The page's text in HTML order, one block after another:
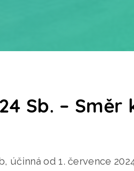
Sb. – Směr
účinná od 1. července